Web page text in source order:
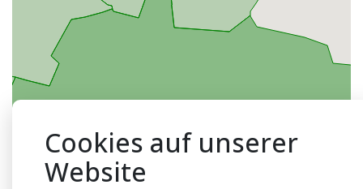
Cookies auf unserer
Website